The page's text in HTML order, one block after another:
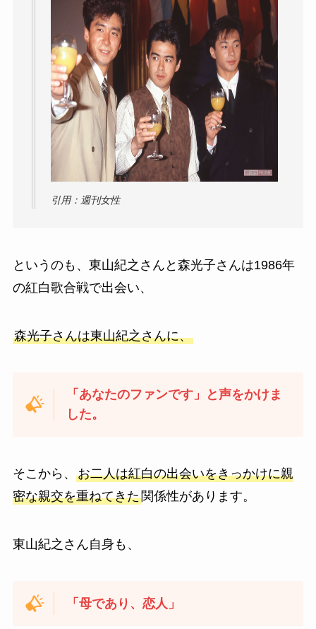
引用：週刊女性
というのも、東山紀之さんと森光子さんは1986年
の紅白歌合戦で出会い、
森光子さんは東山紀之さんに、
「あなたのファンです」と声をかけま
した。
そこから、 お二人は紅白の出会いをきっかけに親
密な親交を重ねてきた関係性があります。
東山紀之さん自身も、
「母であり、恋人」